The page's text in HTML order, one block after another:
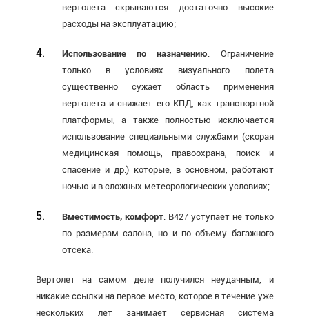
вертолета скрываются достаточно высокие
расходы на эксплуатацию;
Использование по назначению. Ограничение
только в условиях визуального полета
существенно сужает область применения
вертолета и снижает его КПД, как транспортной
платформы, а также полностью исключается
использование специальными службами (скорая
медицинская помощь, правоохрана, поиск и
спасение и др.) которые, в основном, работают
ночью и в сложных метеорологических условиях;
Вместимость, комфорт. В427 уступает не только
по размерам салона, но и по объему багажного
отсека.
Вертолет на самом деле получился неудачным, и
никакие ссылки на первое место, которое в течение уже
нескольких лет занимает сервисная система